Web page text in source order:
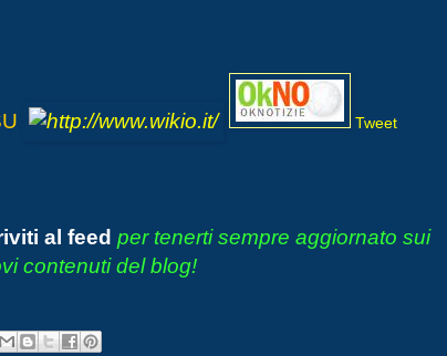
Tweet
al feed per tenerti sempre aggiornato sui
contenuti del blog!